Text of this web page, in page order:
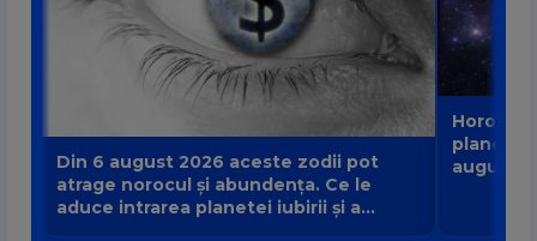
Din 6 august 2026 aceste zodii pot
atrage norocul și abundența. Ce le
aduce intrarea planetei iubirii și a
planete
august